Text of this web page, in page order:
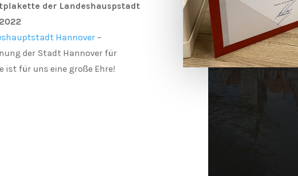
der Landeshauspstadt
Hannover–
der Stadt Hannover für
ist für uns eine große Ehre!